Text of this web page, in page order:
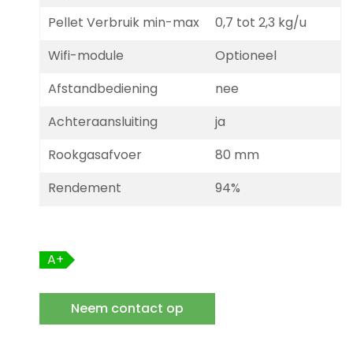
Pellet Verbruik min-max
0,7 tot 2,3 kg/u
Wifi-module
Optioneel
Afstandbediening
nee
Achteraansluiting
ja
Rookgasafvoer
80 mm
Rendement
94%
A+
Neem contact op